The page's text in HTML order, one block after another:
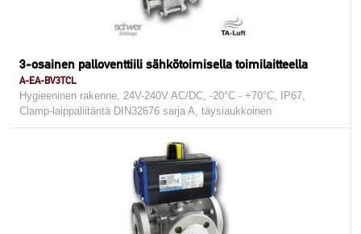
3-osainen palloventtiili sähkötoimisella toimilaitteella
A-EA-BV3TCL
Hygieeninen rakenne, 24V-240V AC/DC, -20°C - +70°C, IP67,
Clamp-laippaliitäntä DIN32676 sarja A, täysiaukkoinen